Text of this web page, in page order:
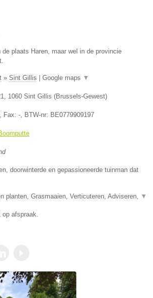
de plaats Haren, maar wel in de provincie
» Sint Gillis Google maps ▼
, 1060 Sint Gillis (Brussels-Gewest)
, Fax: -, BTW-nr: BE0779909197
doorwinterde en gepassioneerde tuinman dat
planten, Grasmaaien, Verticuteren, Adviseren, ▼
op afspraak.